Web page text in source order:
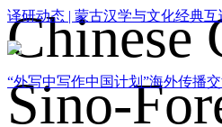
译研动态 | 蒙古汉学与文化经典
“外写中写作中国计划”海外传播
Chinese
Sino-